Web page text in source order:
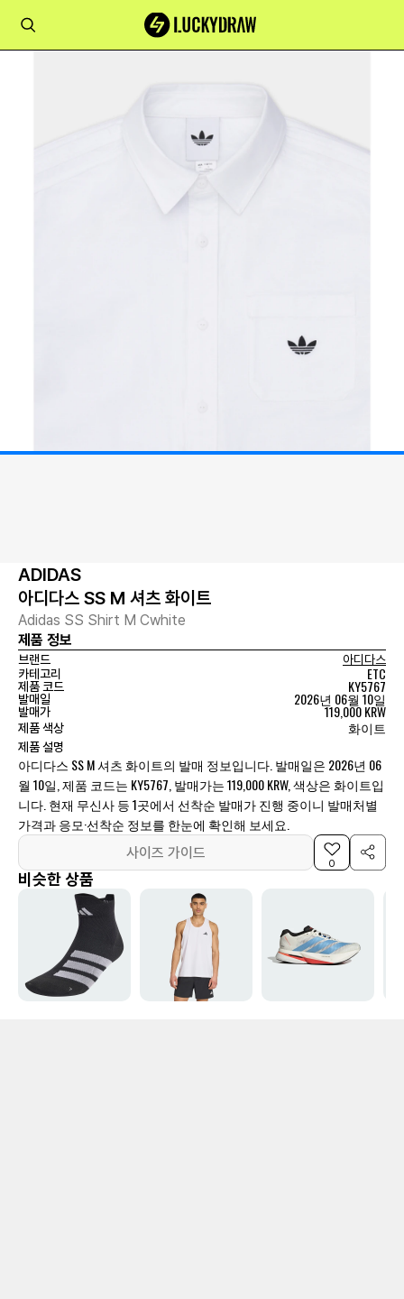
ADIDAS
아디다스 SS M 셔츠 화이트
Adidas SS Shirt M Cwhite
제품 정보
브랜드
아디다스
카테고리
ETC
제품 코드 KY5767
발매일 2026년 06월 10일
발매가 119,000 KRW
제품 색상 화이트
제품 설명
아디다스 SS M 셔츠 화이트의 발매 정보입니다. 발매일은 2026년 06
월 10일, 제품 코드는 KY5767, 발매가는 119,000 KRW, 색상은 화이트입
니다. 현재 무신사 등 1곳에서 선착순 발매가 진행 중이니 발매처별
가격과 응모·선착순 정보를 한눈에 확인해 보세요.
사이즈 가이드
0
비슷한 상품